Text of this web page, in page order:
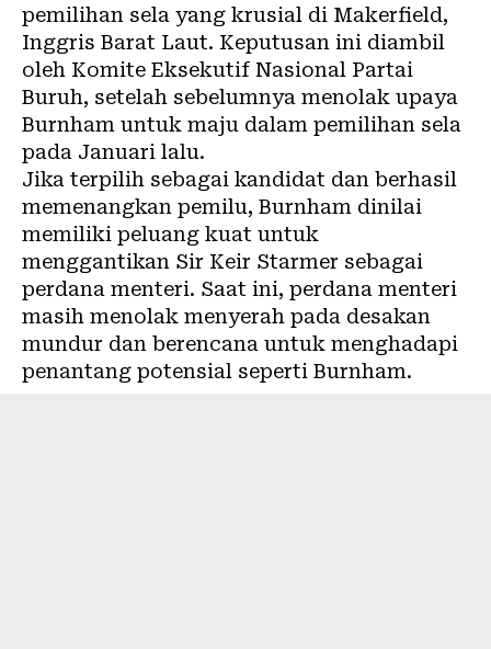
pemilihan sela yang krusial di Makerfield,
Inggris Barat Laut. Keputusan ini diambil
oleh Komite Eksekutif Nasional Partai
Buruh, setelah sebelumnya menolak upaya
Burnham untuk maju dalam pemilihan sela
pada Januari lalu.
Jika terpilih sebagai kandidat dan berhasil
memenangkan pemilu, Burnham dinilai
memiliki peluang kuat untuk
menggantikan Sir Keir Starmer sebagai
perdana menteri. Saat ini, perdana menteri
masih menolak menyerah pada desakan
mundur dan berencana untuk menghadapi
penantang potensial seperti Burnham.